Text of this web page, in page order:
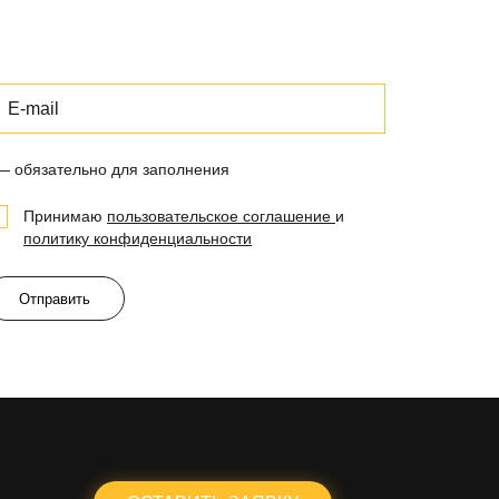
обязательно для заполнения
Принимаю пользовательское соглашение и
политику конфиденциальности
Отправить